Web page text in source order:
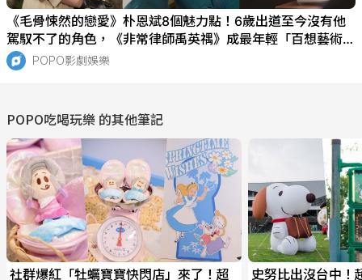
《毛骨悚然的戀愛》朴恩斌8個魅力點！6歲出道至今沒有他
駕馭不了的角色，《非常律師禹英禑》成最年輕「百想藝術大
賞獎」得主！
POPO影劇娛樂
POPO吃喝玩樂 的其他筆記
社群爆紅「牡蠣寶寶快閃店」來了！超 史努比出沒台中！